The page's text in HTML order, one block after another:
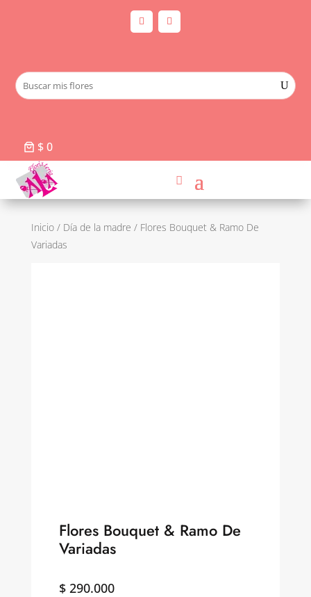
$ 0
Inicio/ Día de la madre / Flores Bouquet & Ramo De
Variadas
Flores Bouquet & Ramo De
Variadas
$290.000